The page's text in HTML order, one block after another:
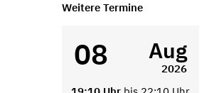
Weitere Termine
08 Aug
2026